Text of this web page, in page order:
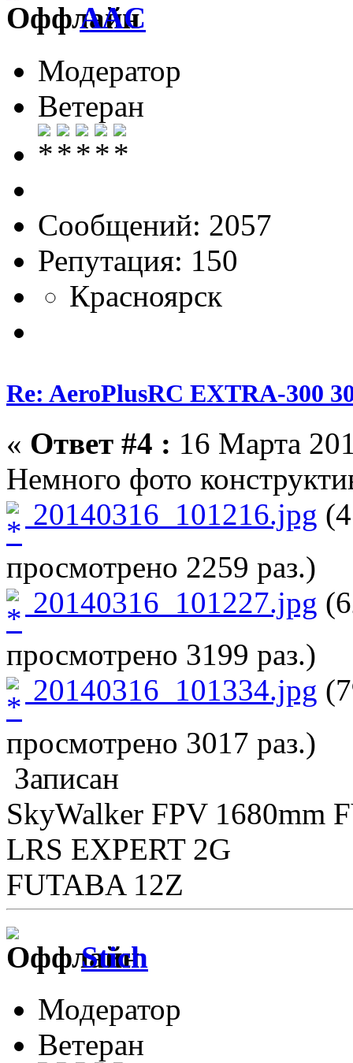
AAC
Модератор
Ветеран
Сообщений: 2057
Репутация: 150
Красноярск
Re: AeroPlusRC EXTRA-300
« Ответ #4 : 16 Марта
Немного фото
20140316_101216.jpg
просмотрено 2259 раз.)
20140316_101227.jpg
просмотрено 3199 раз.)
20140316_101334.jpg
просмотрено 3017 раз.)
Записан
SkyWalker FPV 1680mm
LRS EXPERT 2G
FUTABA 12Z
Stich
Модератор
Ветеран